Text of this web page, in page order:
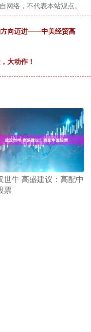
网络，不代表本站观点。
方向迈进——中美经贸高
大动作！
世牛 高盛建议：高配中
票